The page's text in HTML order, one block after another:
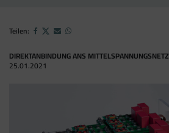
Teilen:
DIREKTANBINDUNG ANS MITTELSPANNUNGSNETZ
25.01.2021